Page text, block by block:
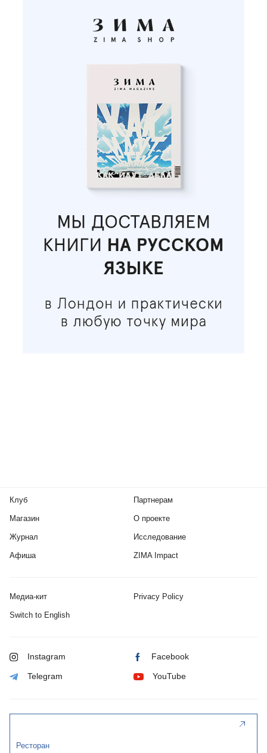
Клуб
Магазин
Журнал
Афиша
Партнерам
О проекте
Исследование
ZIMA Impact
Медиа-кит Privacy Policy
Switch to English
Instagram Facebook
Telegram YouTube
Ресторан